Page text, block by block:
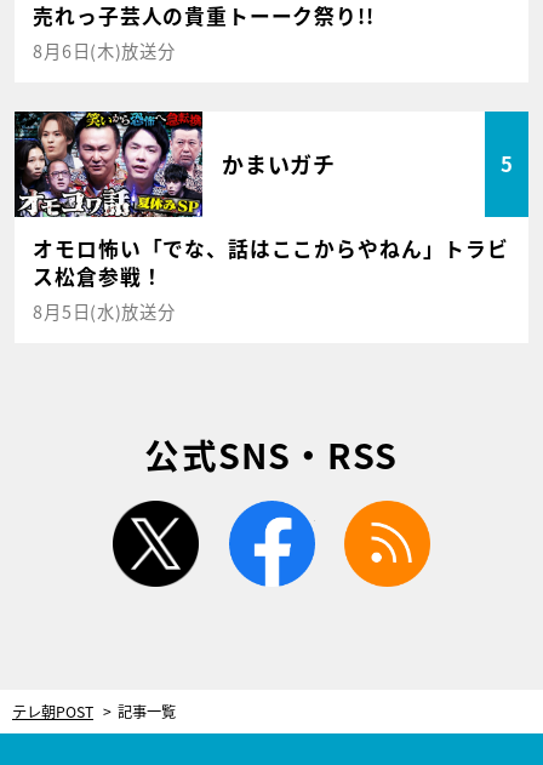
売れっ子芸人の貴重トーーク祭り!!
8月6日(木)放送分
かまいガチ 5
オモロ怖い「でな、話はここからやねん」トラビ
ス松倉参戦！
8月5日(水)放送分
公式SNS・RSS
twitter facebook
テレ朝POST 記事一覧